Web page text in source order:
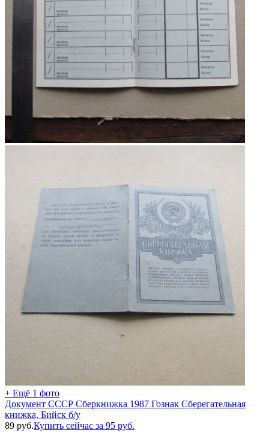
+ Ещё 1 фото
Документ СССР Сберкнижка 1987 Гознак Сберегательная
книжка, Бийск б/у
89 руб.Купить сейчас за 95 руб.